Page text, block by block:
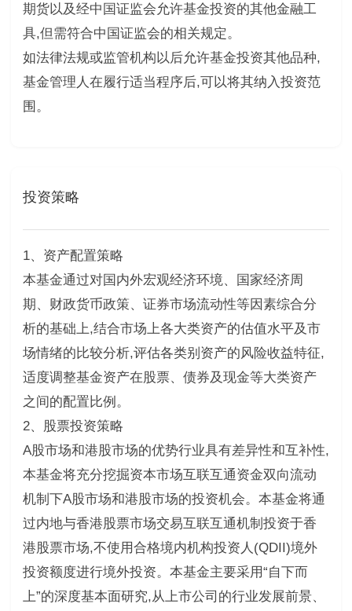
期货以及经中国证监会允许基金投资的其他金融工
具,但需符合中国证监会的相关规定。
如法律法规或监管机构以后允许基金投资其他品种,
基金管理人在履行适当程序后,可以将其纳入投资范
围。
投资策略
1、资产配置策略
本基金通过对国内外宏观经济环境、国家经济周
期、财政货币政策、证券市场流动性等因素综合分
析的基础上,结合市场上各大类资产的估值水平及市
场情绪的比较分析,评估各类别资产的风险收益特征,
适度调整基金资产在股票、债券及现金等大类资产
之间的配置比例。
2、股票投资策略
A股市场和港股市场的优势行业具有差异性和互补性,
本基金将充分挖掘资本市场互联互通资金双向流动
机制下A股市场和港股市场的投资机会。本基金将通
过内地与香港股票市场交易互联互通机制投资于香
港股票市场,不使用合格境内机构投资人(QDII)境外
投资额度进行境外投资。本基金主要采用“自下而
上”的深度基本面研究,从上市公司的行业发展前景、